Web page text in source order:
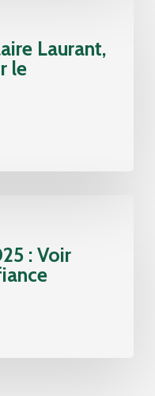
Laurant,
le
: Voir